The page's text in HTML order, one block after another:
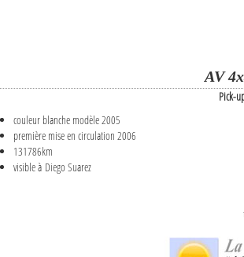
AV
Pick-
couleur blanche modèle 2005
première mise en circulation 2006
131786km
visible à Diego Suarez